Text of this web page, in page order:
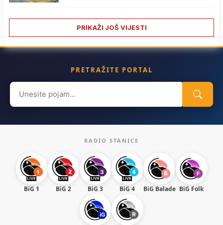
PRIKAŽI JOŠ VIJESTI
PRETRAŽITE PORTAL
Search
for:
RADIO STANICE
BiG 1 BiG 2 BiG 3 BiG 4 BiG Balade BiG Folk